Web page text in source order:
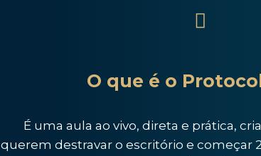
O que é o
É uma aula ao vivo, direta e prática,
querem destravar o escritório e começar